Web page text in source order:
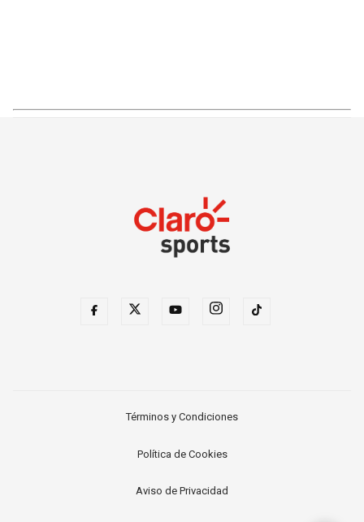
Términos y Condiciones
Política de Cookies
Aviso de Privacidad